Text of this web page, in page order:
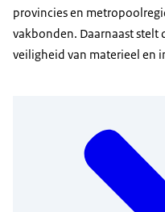
provincies en
vakbonden. Daarnaast stelt
veiligheid van materieel en